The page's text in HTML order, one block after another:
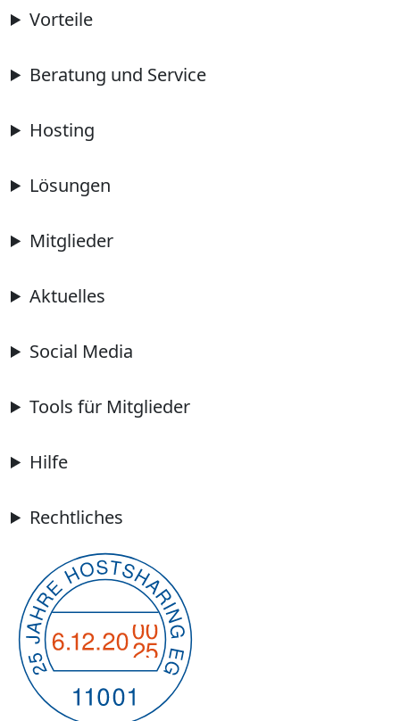
Vorteile
Beratung und Service
Hosting
Lösungen
Mitglieder
Aktuelles
Social Media
Tools für Mitglieder
Hilfe
Rechtliches